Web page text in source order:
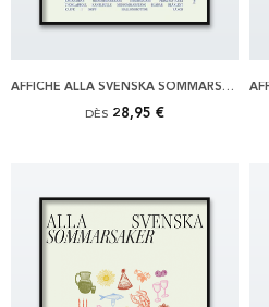
AFFICHE ALLA SVENSKA SOMMARSAKER, BLÅ
DÈS 28,95 €